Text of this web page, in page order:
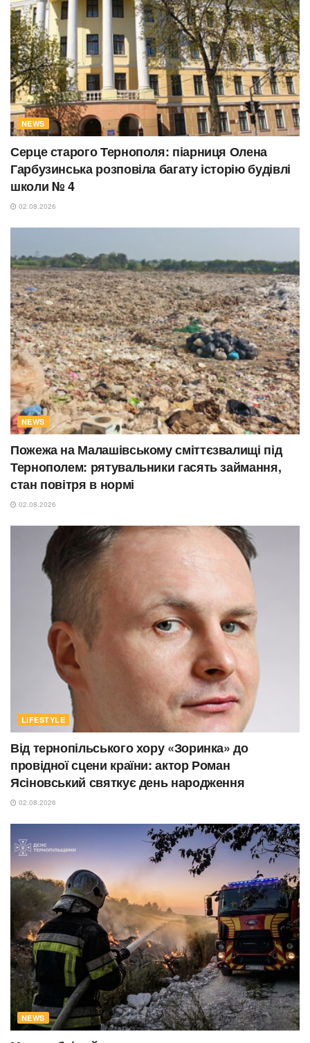
NEWS
Серце старого Тернополя: піарниця Олена
Гарбузинська розповіла багату історію будівлі
школи № 4
02.08.2026
NEWS
Пожежа на Малашівському сміттєзвалищі під
Тернополем: рятувальники гасять займання,
стан повітря в нормі
02.08.2026
LIFESTYLE
Від тернопільського хору «Зоринка» до
провідної сцени країни: актор Роман
Ясіновський святкує день народження
02.08.2026
NEWS